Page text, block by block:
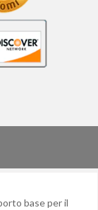
base per il